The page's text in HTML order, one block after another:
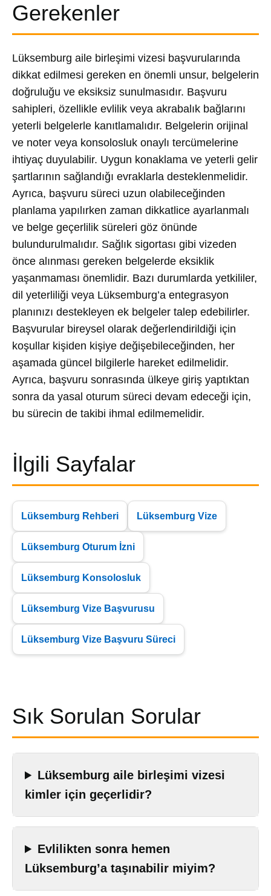
Gerekenler
Lüksemburg aile birleşimi vizesi başvurularında
dikkat edilmesi gereken en önemli unsur, belgelerin
doğruluğu ve eksiksiz sunulmasıdır. Başvuru
sahipleri, özellikle evlilik veya akrabalık bağlarını
yeterli belgelerle kanıtlamalıdır. Belgelerin orijinal
ve noter veya konsolosluk onaylı tercümelerine
ihtiyaç duyulabilir. Uygun konaklama ve yeterli gelir
şartlarının sağlandığı evraklarla desteklenmelidir.
Ayrıca, başvuru süreci uzun olabileceğinden
planlama yapılırken zaman dikkatlice ayarlanmalı
ve belge geçerlilik süreleri göz önünde
bulundurulmalıdır. Sağlık sigortası gibi vizeden
önce alınması gereken belgelerde eksiklik
yaşanmaması önemlidir. Bazı durumlarda yetkililer,
dil yeterliliği veya Lüksemburg’a entegrasyon
planınızı destekleyen ek belgeler talep edebilirler.
Başvurular bireysel olarak değerlendirildiği için
koşullar kişiden kişiye değişebileceğinden, her
aşamada güncel bilgilerle hareket edilmelidir.
Ayrıca, başvuru sonrasında ülkeye giriş yaptıktan
sonra da yasal oturum süreci devam edeceği için,
bu sürecin de takibi ihmal edilmemelidir.
İlgili Sayfalar
Lüksemburg Rehberi Lüksemburg Vize
Lüksemburg Oturum İzni
Lüksemburg Konsolosluk
Lüksemburg Vize Başvurusu
Lüksemburg Vize Başvuru Süreci
Sık Sorulan Sorular
Lüksemburg aile birleşimi vizesi
kimler için geçerlidir?
Evlilikten sonra hemen
Lüksemburg’a taşınabilir miyim?